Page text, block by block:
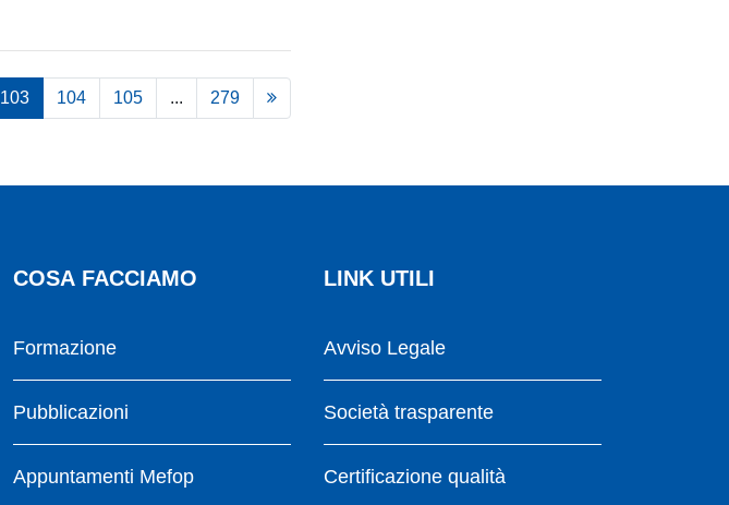
103 104 105 ... 279
COSA FACCIAMO
Formazione
Pubblicazioni
Appuntamenti Mefop
LINK UTILI
Avviso Legale
Società trasparente
Certificazione qualità